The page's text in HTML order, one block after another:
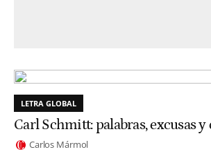
LETRA GLOBAL
Carl Schmitt: palabras, excusas
Carlos Mármol